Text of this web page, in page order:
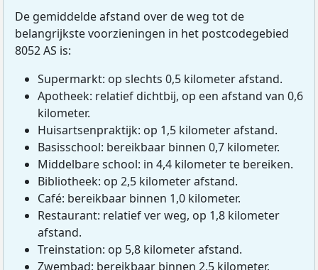
De gemiddelde afstand over de weg tot de
belangrijkste voorzieningen in het postcodegebied
8052 AS is:
Supermarkt: op slechts 0,5 kilometer afstand.
Apotheek: relatief dichtbij, op een afstand van 0,6
kilometer.
Huisartsenpraktijk: op 1,5 kilometer afstand.
Basisschool: bereikbaar binnen 0,7 kilometer.
Middelbare school: in 4,4 kilometer te bereiken.
Bibliotheek: op 2,5 kilometer afstand.
Café: bereikbaar binnen 1,0 kilometer.
Restaurant: relatief ver weg, op 1,8 kilometer
afstand.
Treinstation: op 5,8 kilometer afstand.
Zwembad: bereikbaar binnen 2,5 kilometer.